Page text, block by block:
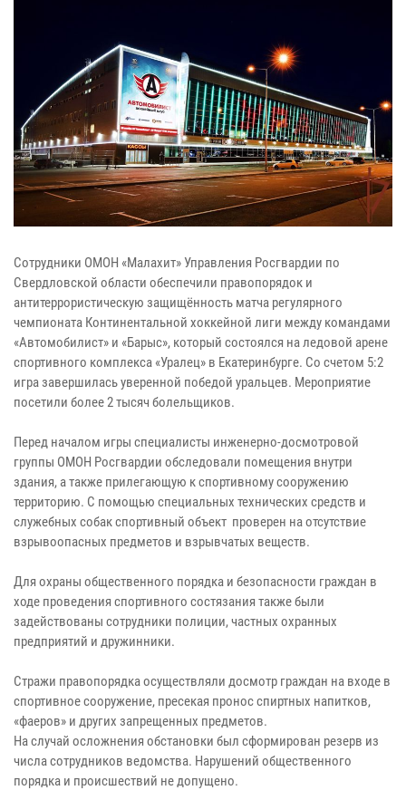
Сотрудники ОМОН «Малахит» Управления Росгвардии по
Свердловской области обеспечили правопорядок и
антитеррористическую защищённость матча регулярного
чемпионата Континентальной хоккейной лиги между командами
«Автомобилист» и «Барыс», который состоялся на ледовой арене
спортивного комплекса «Уралец» в Екатеринбурге. Со счетом 5:2
игра завершилась уверенной победой уральцев. Мероприятие
посетили более 2 тысяч болельщиков.
Перед началом игры специалисты инженерно-досмотровой
группы ОМОН Росгвардии обследовали помещения внутри
здания, а также прилегающую к спортивному сооружению
территорию. С помощью специальных технических средств и
служебных собак спортивный объект проверен на отсутствие
взрывоопасных предметов и взрывчатых веществ.
Для охраны общественного порядка и безопасности граждан в
ходе проведения спортивного состязания также были
задействованы сотрудники полиции, частных охранных
предприятий и дружинники.
Стражи правопорядка осуществляли досмотр граждан на входе в
спортивное сооружение, пресекая пронос спиртных напитков,
«фаеров» и других запрещенных предметов.
На случай осложнения обстановки был сформирован резерв из
числа сотрудников ведомства. Нарушений общественного
порядка и происшествий не допущено.